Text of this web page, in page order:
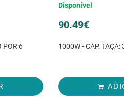
POR 6
Disponível
90.49€
1000W - CAP. TAÇA: